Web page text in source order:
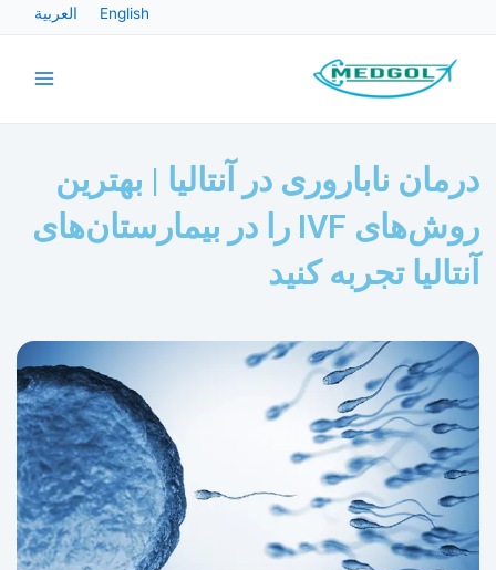
English العربية
درمان ناباروری در آنتالیا | بهترین
روش‌های IVF را در بیمارستان‌های
آنتالیا تجربه کنید